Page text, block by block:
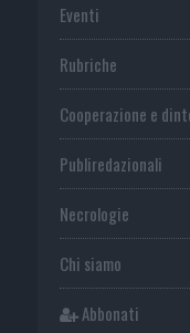
Eventi
Rubriche
Cooperazione e
Publiredazionali
Necrologie
Chi siamo
Abbonati